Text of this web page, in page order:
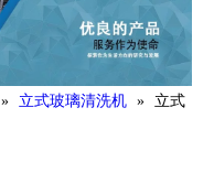
» 立式玻璃清洗机 »
立式